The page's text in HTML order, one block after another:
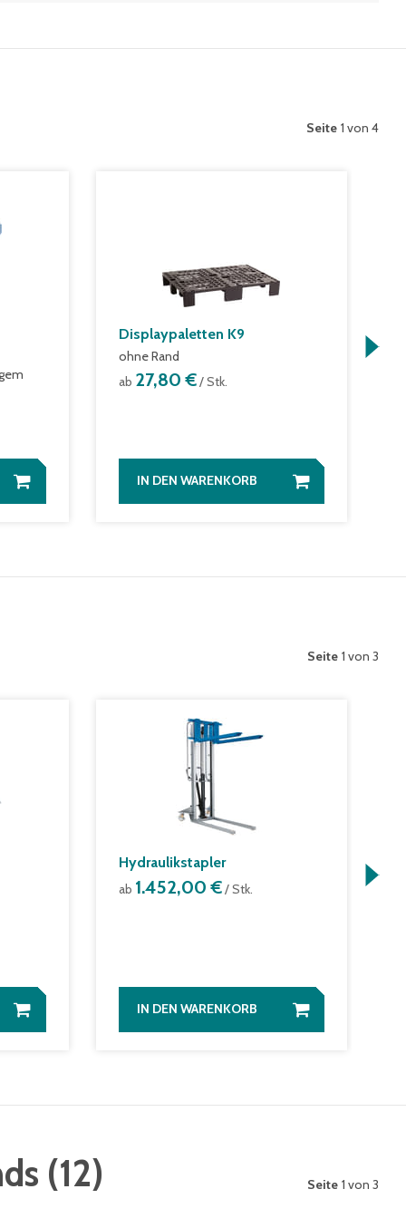
Seite 1 von 4
Displaypaletten K9
ohne Rand
ab 27,80 €/ Stk.
IN DEN WARENKORB
Seite 1 von 3
Hydraulikstapler
ab 1.452,00 €/ Stk.
IN DEN WARENKORB
(12) Seite 1 von 3